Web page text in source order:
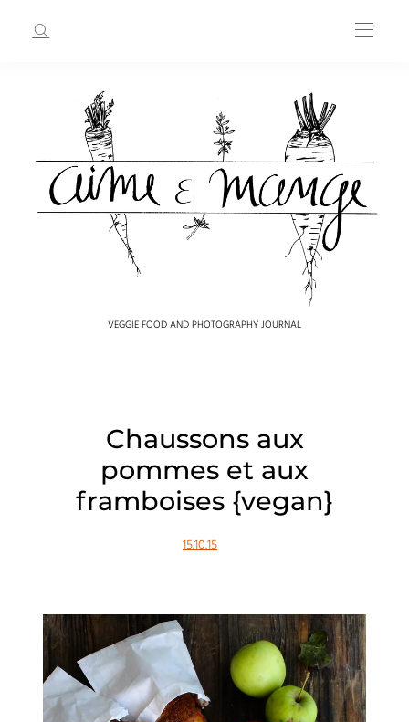
VEGGIE FOOD AND PHOTOGRAPHY JOURNAL
Chaussons aux
pommes et aux
framboises {vegan}
15.10.15